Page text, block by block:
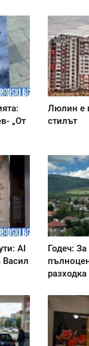
„От
Люлин е
стилът
AI
Васил
Годеч: